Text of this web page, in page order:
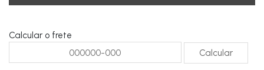
Calcular o frete